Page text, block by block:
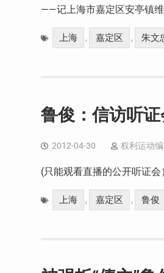
——记上海市嘉定区安亭镇
上海 , 嘉定区 , 朱文
鲁俊：信访听
2012-04-30 权利运动
(只能观看直播的公开听证
上海 , 嘉定区 , 鲁俊